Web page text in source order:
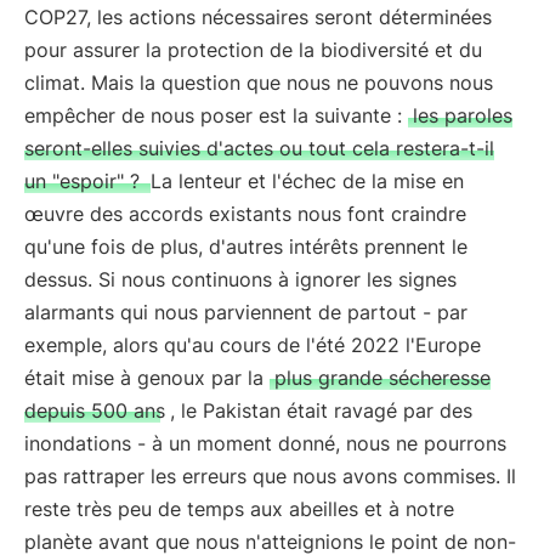
COP27, les actions nécessaires seront déterminées
pour assurer la protection de la biodiversité et du
climat. Mais la question que nous ne pouvons nous
empêcher de nous poser est la suivante : les paroles
seront-elles suivies d'actes ou tout cela restera-t-il
un "espoir" ? La lenteur et l'échec de la mise en
œuvre des accords existants nous font craindre
qu'une fois de plus, d'autres intérêts prennent le
dessus. Si nous continuons à ignorer les signes
alarmants qui nous parviennent de partout - par
exemple, alors qu'au cours de l'été 2022 l'Europe
était mise à genoux par la plus grande sécheresse
depuis 500 ans , le Pakistan était ravagé par des
inondations - à un moment donné, nous ne pourrons
pas rattraper les erreurs que nous avons commises. Il
reste très peu de temps aux abeilles et à notre
planète avant que nous n'atteignions le point de non-